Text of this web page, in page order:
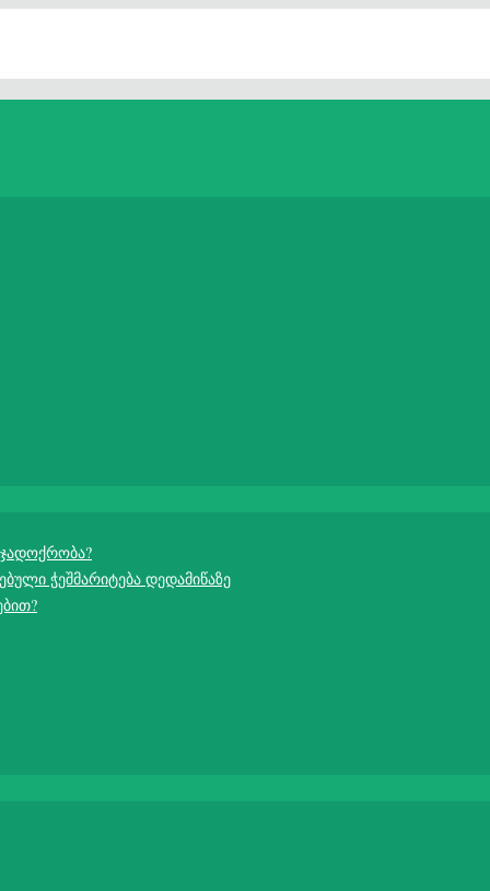
ჭეშმარიტება დედამიწაზე